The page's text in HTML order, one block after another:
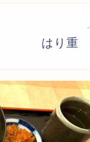
はり重